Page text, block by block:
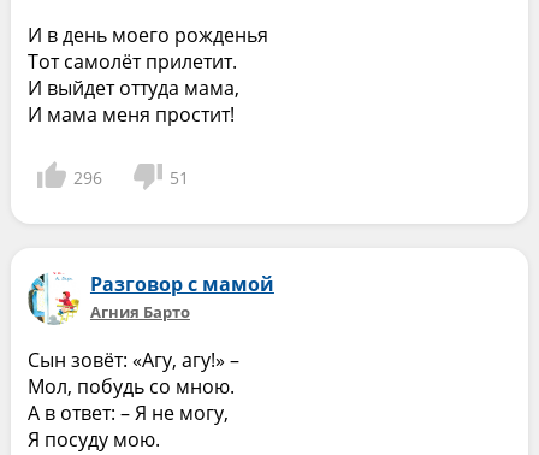
И в день моего рожденья
Тот самолёт прилетит.
И выйдет оттуда мама,
И мама меня простит!
296 51
Разговор с мамой
Агния Барто
Сын зовёт: «Агу, агу!» –
Мол, побудь со мною.
А в ответ: – Я не могу,
Я посуду мою.